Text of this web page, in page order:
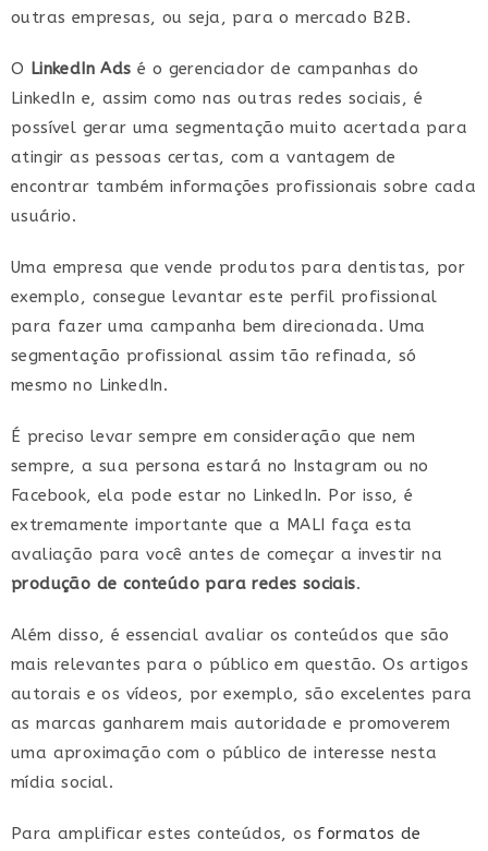
outras empresas, ou seja, para o mercado B2B.
O LinkedIn Ads é o gerenciador de campanhas do
LinkedIn e, assim como nas outras redes sociais, é
possível gerar uma segmentação muito acertada para
atingir as pessoas certas, com a vantagem de
encontrar também informações profissionais sobre cada
usuário.
Uma empresa que vende produtos para dentistas, por
exemplo, consegue levantar este perfil profissional
para fazer uma campanha bem direcionada. Uma
segmentação profissional assim tão refinada, só
mesmo no LinkedIn.
É preciso levar sempre em consideração que nem
sempre, a sua persona estará no Instagram ou no
Facebook, ela pode estar no LinkedIn. Por isso, é
extremamente importante que a MALI faça esta
avaliação para você antes de começar a investir na
produção de conteúdo para redes sociais.
Além disso, é essencial avaliar os conteúdos que são
mais relevantes para o público em questão. Os artigos
autorais e os vídeos, por exemplo, são excelentes para
as marcas ganharem mais autoridade e promoverem
uma aproximação com o público de interesse nesta
mídia social.
Para amplificar estes conteúdos, os formatos de